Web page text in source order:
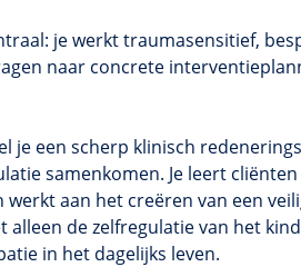
je werkt traumasensitief,
naar concrete
je een scherp klinisch
samenkomen. Je leert
aan het creëren van een
de zelfregulatie van het
in het dagelijks leven.